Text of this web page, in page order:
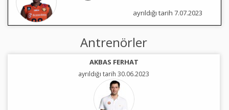
ayrıldığı tarih 7.07.2023
Antrenörler
AKBAS FERHAT
ayrıldığı tarih 30.06.2023